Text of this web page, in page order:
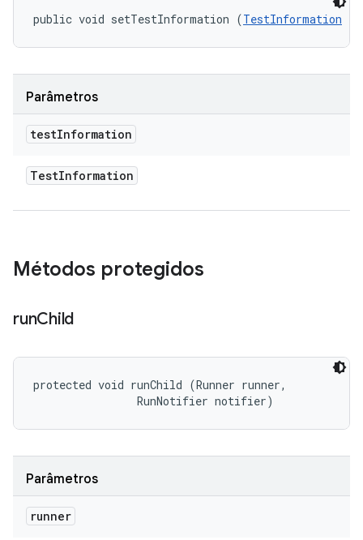
public void setTestInformation (TestInformation
Parâmetros
testInformation
TestInformation
Métodos protegidos
runChild
protected void runChild (Runner runner,
                RunNotifier notifier)
Parâmetros
runner